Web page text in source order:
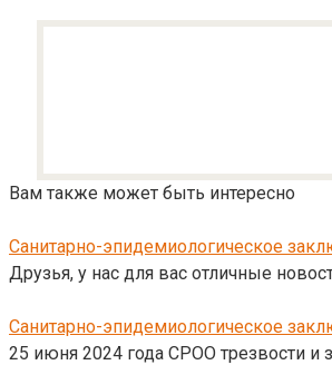
Вам также может быть интересно
Санитарно-эпидемиологическое
Друзья, у нас для вас отличные
Санитарно-эпидемиологическое
25 июня 2024 года СРОО трезвости и